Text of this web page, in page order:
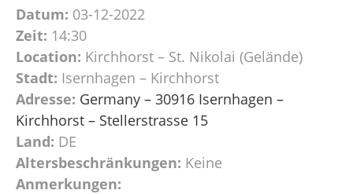
Datum: 03-12-2022
Zeit: 14:30
Location: Kirchhorst – St. Nikolai (Gelände)
Stadt: Isernhagen – Kirchhorst
Adresse: Germany – 30916 Isernhagen –
Kirchhorst – Stellerstrasse 15
Land: DE
Altersbeschränkungen: Keine
Anmerkungen: